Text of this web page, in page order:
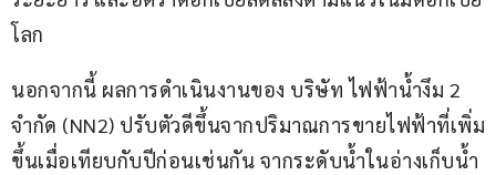
โลก
นอกจากนี้ ผลการดำเนินงานของ บริษัท ไฟฟ้าน้ำงึม 2
จำกัด (NN2) ปรับตัวดีขึ้นจากปริมาณการขายไฟฟ้าที่เพิ่ม
ขึ้นเมื่อเทียบกับปีก่อนเช่นกัน จากระดับน้ำในอ่างเก็บน้ำ